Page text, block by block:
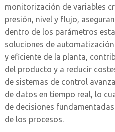
monitorización de variables
presión, nivel y flujo,
dentro de los parámetros
soluciones de
y eficiente de la planta,
del producto y a reducir
de sistemas de control
de datos en tiempo real, lo
de decisiones
de los procesos.